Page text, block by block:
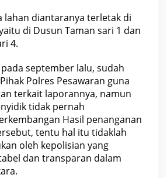
lahan diantaranya terletak di
di Dusun Taman sari 1 dan
4.
september lalu, sudah
Polres Pesawaran guna
terkait laporannya, namun
tidak pernah
Hasil penanganan
tentu hal itu tidaklah
oleh kepolisian yang
dan transparan dalam